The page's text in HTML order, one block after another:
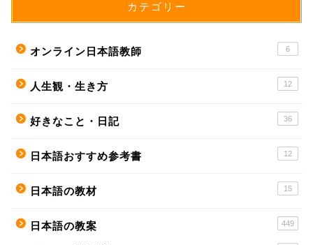
カテゴリー
オンライン日本語教師 6
人生観・生き方 12
好きなこと・日記 36
日本語おすすめ参考書 12
日本語の教材 15
日本語の教案 449